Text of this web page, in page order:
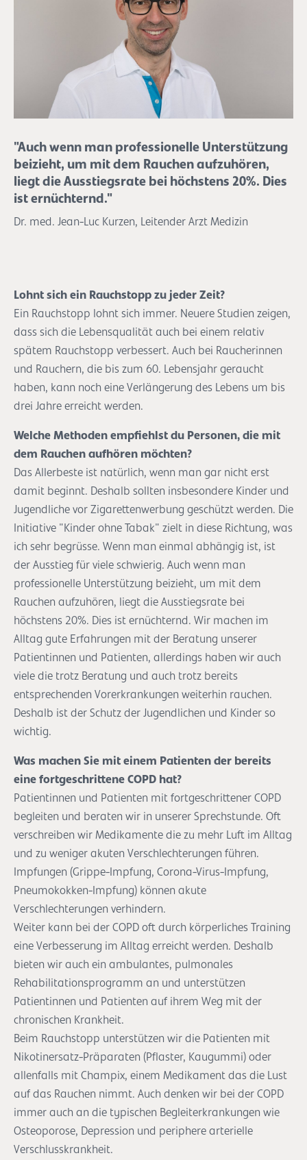
"Auch wenn man professionelle Unterstützung
beizieht, um mit dem Rauchen aufzuhören,
liegt die Ausstiegsrate bei höchstens 20%. Dies
ist ernüchternd."
Dr. med. Jean-Luc Kurzen, Leitender Arzt Medizin
Lohnt sich ein Rauchstopp zu jeder Zeit?
Ein Rauchstopp lohnt sich immer. Neuere Studien zeigen,
dass sich die Lebensqualität auch bei einem relativ
spätem Rauchstopp verbessert. Auch bei Raucherinnen
und Rauchern, die bis zum 60. Lebensjahr geraucht
haben, kann noch eine Verlängerung des Lebens um bis
drei Jahre erreicht werden.
Welche Methoden empfiehlst du Personen, die mit
dem Rauchen aufhören möchten?
Das Allerbeste ist natürlich, wenn man gar nicht erst
damit beginnt. Deshalb sollten insbesondere Kinder und
Jugendliche vor Zigarettenwerbung geschützt werden. Die
Initiative "Kinder ohne Tabak" zielt in diese Richtung, was
ich sehr begrüsse. Wenn man einmal abhängig ist, ist
der Ausstieg für viele schwierig. Auch wenn man
professionelle Unterstützung beizieht, um mit dem
Rauchen aufzuhören, liegt die Ausstiegsrate bei
höchstens 20%. Dies ist ernüchternd. Wir machen im
Alltag gute Erfahrungen mit der Beratung unserer
Patientinnen und Patienten, allerdings haben wir auch
viele die trotz Beratung und auch trotz bereits
entsprechenden Vorerkrankungen weiterhin rauchen.
Deshalb ist der Schutz der Jugendlichen und Kinder so
wichtig.
Was machen Sie mit einem Patienten der bereits
eine fortgeschrittene COPD hat?
Patientinnen und Patienten mit fortgeschrittener COPD
begleiten und beraten wir in unserer Sprechstunde. Oft
verschreiben wir Medikamente die zu mehr Luft im Alltag
und zu weniger akuten Verschlechterungen führen.
Impfungen (Grippe-Impfung, Corona-Virus-Impfung,
Pneumokokken-Impfung) können akute
Verschlechterungen verhindern.
Weiter kann bei der COPD oft durch körperliches Training
eine Verbesserung im Alltag erreicht werden. Deshalb
bieten wir auch ein ambulantes, pulmonales
Rehabilitationsprogramm an und unterstützen
Patientinnen und Patienten auf ihrem Weg mit der
chronischen Krankheit.
Beim Rauchstopp unterstützen wir die Patienten mit
Nikotinersatz-Präparaten (Pflaster, Kaugummi) oder
allenfalls mit Champix, einem Medikament das die Lust
auf das Rauchen nimmt. Auch denken wir bei der COPD
immer auch an die typischen Begleiterkrankungen wie
Osteoporose, Depression und periphere arterielle
Verschlusskrankheit.